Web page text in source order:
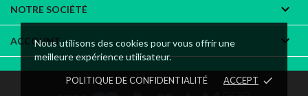
Nous utilisons des cookies pour vous offrir une
meilleure expérience utilisateur.
POLITIQUE DE CONFIDENTIALITÉ ACCEPT done
NOTRE SOCIÉTÉ 
ACCOUNT 